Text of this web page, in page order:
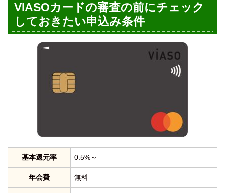
VIASOカードの審査の前にチェック
しておきたい申込み条件
基本還元率 0.5%～
年会費 無料